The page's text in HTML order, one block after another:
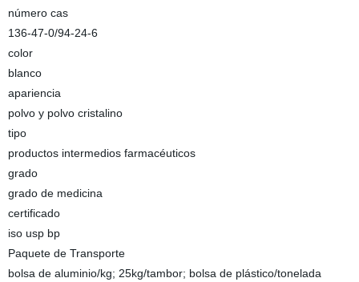
número cas
136-47-0/94-24-6
color
blanco
apariencia
polvo y polvo cristalino
tipo
productos intermedios farmacéuticos
grado
grado de medicina
certificado
iso usp bp
Paquete de Transporte
bolsa de aluminio/kg; 25kg/tambor; bolsa de plástico/tonelada